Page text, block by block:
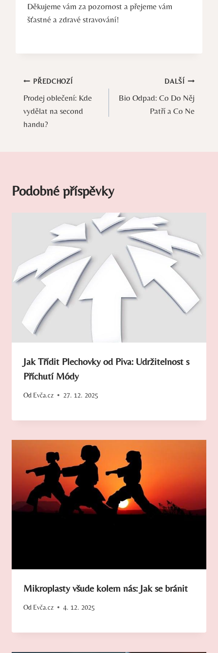
Děkujeme vám za pozornost a přejeme vám
šťastné a zdravé stravování!
Navigace
pro
příspěvek
PŘEDCHOZÍ
Prodej oblečení: Kde
vydělat na second
handu?
DALŠÍ
Bio Odpad: Co Do Něj
Patří a Co Ne
Podobné příspěvky
Jak Třídit Plechovky od Piva: Udržitelnost s
Příchutí Módy
Od Evča.cz 27. 12. 2025
Mikroplasty všude kolem nás: Jak se bránit
Od Evča.cz 4. 12. 2025